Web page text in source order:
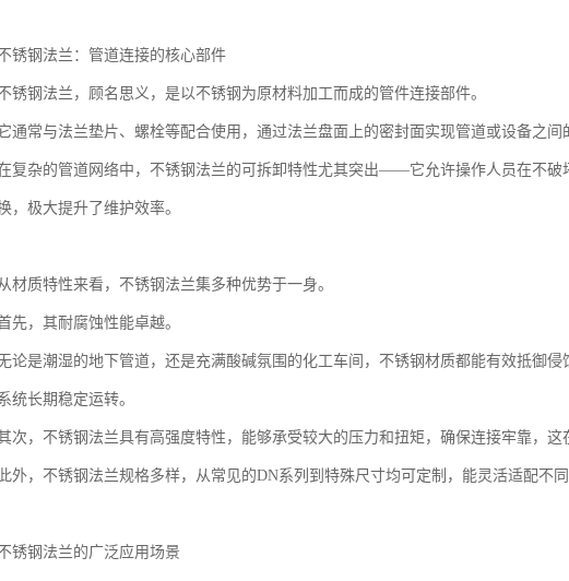
锈钢法兰：管道连接的核心部件
锈钢法兰，顾名思义，是以不锈钢为原材料加工而成的管件连接部件。
通常与法兰垫片、螺栓等配合使用，通过法兰盘面上的密封面实现管道或设备之间
复杂的管道网络中，不锈钢法兰的可拆卸特性尤其突出——它允许操作人员在不破
，极大提升了维护效率。
材质特性来看，不锈钢法兰集多种优势于一身。
先，其耐腐蚀性能卓越。
论是潮湿的地下管道，还是充满酸碱氛围的化工车间，不锈钢材质都能有效抵御
统长期稳定运转。
次，不锈钢法兰具有高强度特性，能够承受较大的压力和扭矩，确保连接牢靠，
外，不锈钢法兰规格多样，从常见的DN系列到特殊尺寸均可定制，能灵活适配不
锈钢法兰的广泛应用场景